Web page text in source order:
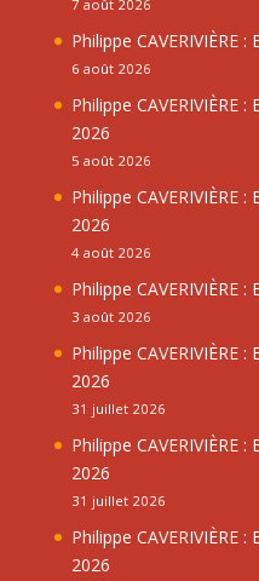
7 août 2026
Philippe CAVERIVIÈRE
6 août 2026
Philippe CAVERIVIÈRE
2026
5 août 2026
Philippe CAVERIVIÈRE
2026
4 août 2026
Philippe CAVERIVIÈRE
3 août 2026
Philippe CAVERIVIÈRE
2026
31 juillet 2026
Philippe CAVERIVIÈRE
2026
31 juillet 2026
Philippe CAVERIVIÈRE
2026